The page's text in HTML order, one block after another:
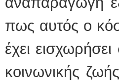
πως αυτός ο
έχει
κοινωνικής